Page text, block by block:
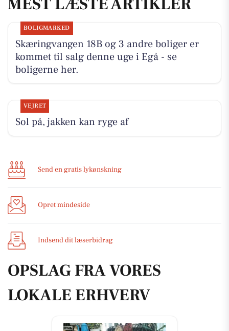
BOLIGMARKED
Skæringvangen 18B og 3 andre boliger er
kommet til salg denne uge i Egå - se
boligerne her.
VEJRET
Sol på, jakken kan ryge af
Send en gratis lykønskning
Opret mindeside
Indsend dit læserbidrag
OPSLAG FRA VORES
LOKALE ERHVERV